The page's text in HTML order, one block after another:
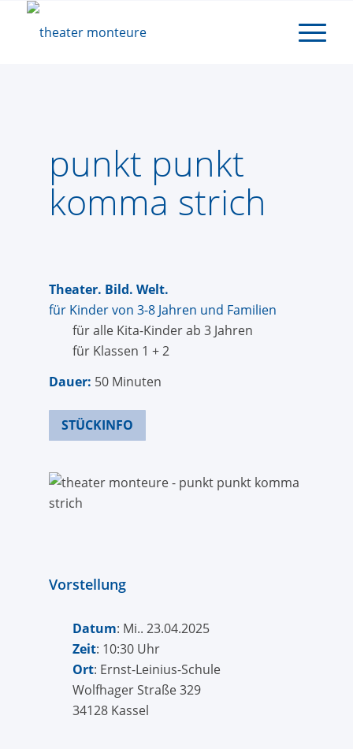
punkt punkt
komma strich
Theater. Bild. Welt.
für Kinder von 3-8 Jahren und Familien
für alle Kita-Kinder ab 3 Jahren
für Klassen 1 + 2
Dauer: 50 Minuten
STÜCKINFO
Vorstellung
Datum: Mi.. 23.04.2025
Zeit: 10:30 Uhr
Ort: Ernst-Leinius-Schule
Wolfhager Straße 329
34128 Kassel